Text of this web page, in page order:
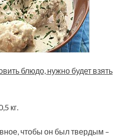
блюдо, нужно будет взять
кг.
чтобы он был твердым –